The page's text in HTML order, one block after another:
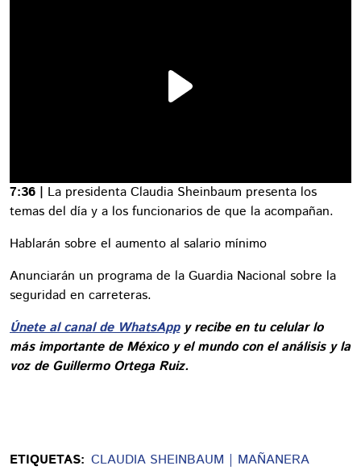
7:36 | La presidenta Claudia Sheinbaum presenta los
temas del día y a los funcionarios de que la acompañan.
Hablarán sobre el aumento al salario mínimo
Anunciarán un programa de la Guardia Nacional sobre la
seguridad en carreteras.
Únete al canal de WhatsAppy recibe en tu celular lo
más importante de México y el mundo con el análisis y la
voz de Guillermo Ortega Ruiz.
ETIQUETAS: CLAUDIA SHEINBAUM MAÑANERA